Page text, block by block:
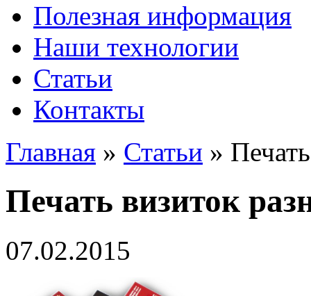
Полезная информация
Наши технологии
Статьи
Контакты
Главная » Статьи »
Печать визиток
07.02.2015